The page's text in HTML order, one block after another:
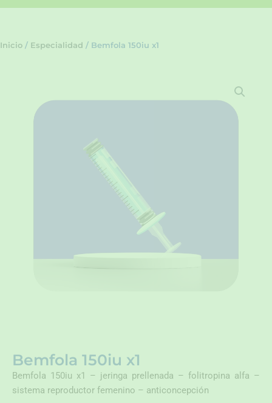
Inicio / Especialidad / Bemfola 150iu x1
Bemfola 150iu x1
Bemfola 150iu x1 – jeringa prellenada – folitropina alfa –
sistema reproductor femenino – anticoncepción